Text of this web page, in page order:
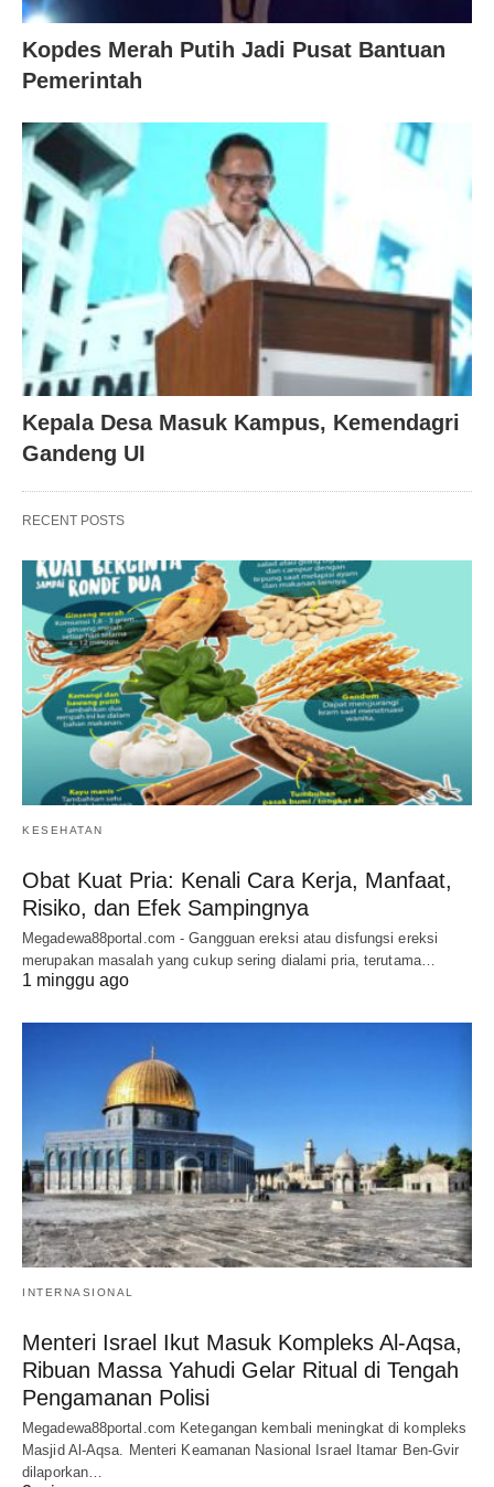
Kopdes Merah Putih Jadi Pusat Bantuan
Pemerintah
Kepala Desa Masuk Kampus, Kemendagri
Gandeng UI
RECENT POSTS
KESEHATAN
Obat Kuat Pria: Kenali Cara Kerja, Manfaat,
Risiko, dan Efek Sampingnya
Megadewa88portal.com - Gangguan ereksi atau disfungsi ereksi
merupakan masalah yang cukup sering dialami pria, terutama…
1 minggu ago
INTERNASIONAL
Menteri Israel Ikut Masuk Kompleks Al-Aqsa,
Ribuan Massa Yahudi Gelar Ritual di Tengah
Pengamanan Polisi
Megadewa88portal.com Ketegangan kembali meningkat di kompleks
Masjid Al-Aqsa. Menteri Keamanan Nasional Israel Itamar Ben-Gvir
dilaporkan…